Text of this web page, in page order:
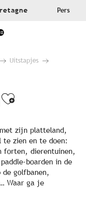
Pers
Uitstapjes
Ajouter
zijn platteland,
te zien en te doen:
forten, dierentuinen,
boarden in de
de golfbanen,
Waar ga je